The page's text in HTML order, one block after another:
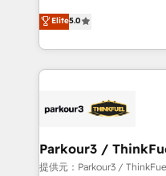
Website design Let’s turn your CRM into your growth
engine!
Marketing with our
BOOMS and BOOST.
combination that has
businesses worldwide. As Elite HubSpot Partners, we
strategies that
companies scale faster and
Demand generation for all your
Elite5.0
Parkour3 /
提供元：Parkour3 /